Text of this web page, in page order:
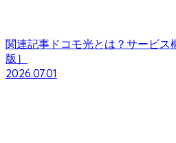
関連記事 ドコモ光とは？サービス
版］
2026.07.01